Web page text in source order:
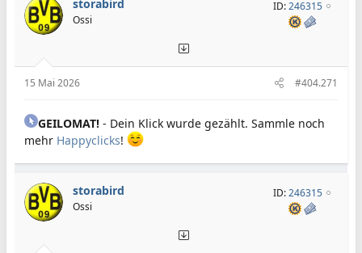
storabird
Ossi
ID:246315
15 Mai 2026 #404.271
GEILOMAT! - Dein Klick wurde gezählt. Sammle noch
mehr Happyclicks!
storabird
Ossi
ID:246315